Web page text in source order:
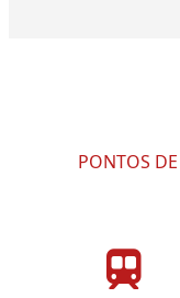
PONTOS